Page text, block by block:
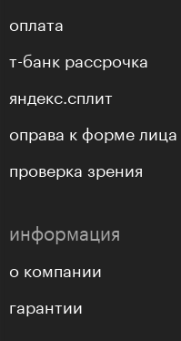
оплата
т-банк рассрочка
яндекс.сплит
оправа к форме лица
проверка зрения
информация
о компании
гарантии